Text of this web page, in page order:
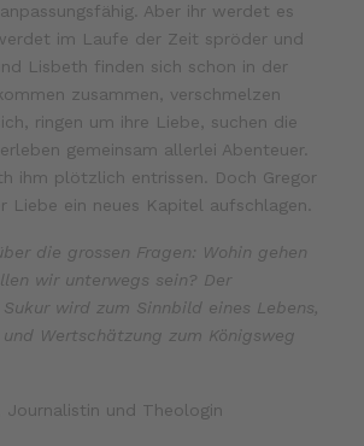
Aber ihr werdet es
im Laufe der Zeit spröder und
Lisbeth finden sich schon in der
zusammen, verschmelzen
ringen um ihre Liebe, suchen die
gemeinsam allerlei Abenteuer.
ihm plötzlich entrissen. Doch Gregor
Liebe ein neues Kapitel aufschlagen.
die grossen Fragen: Wohin gehen
wir unterwegs sein? Der
wird zum Sinnbild eines Lebens,
Wertschätzung zum Königsweg
Journalistin und Theologin